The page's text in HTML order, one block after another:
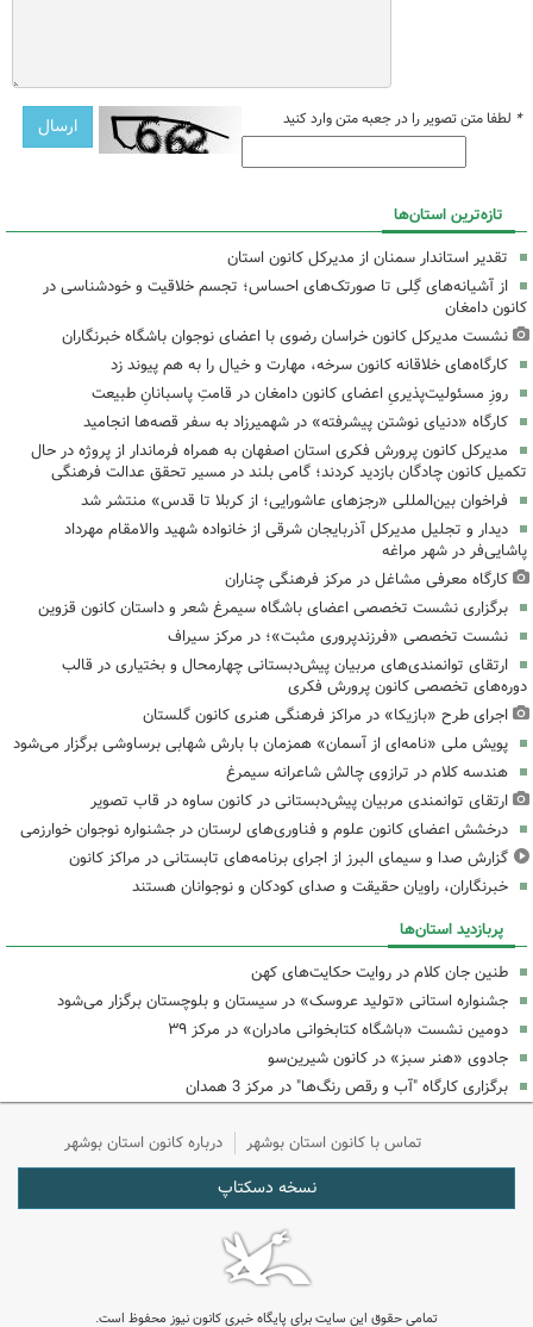
* لطفا متن تصویر را در جعبه متن وارد کنید
تازه‌ترین استان‌ها
تقدیر استاندار سمنان از مدیرکل کانون استان
از آشیانه‌های گِلی تا صورتک‌های احساس؛ تجسم خلاقیت و خودشناسی در
کانون دامغان
نشست مدیرکل کانون خراسان رضوی با اعضای نوجوان باشگاه خبرنگاران
کارگاه‌های خلاقانه کانون سرخه، مهارت و خیال را به هم پیوند زد
روزِ مسئولیت‌پذیریِ اعضای کانون دامغان در قامتِ پاسبانانِ طبیعت
کارگاه «دنیای نوشتن پیشرفته» در شهمیرزاد به سفر قصه‌ها انجامید
مدیرکل کانون پرورش فکری استان اصفهان به همراه فرماندار از پروژه در حال
تکمیل کانون چادگان بازدید کردند؛ گامی بلند در مسیر تحقق عدالت فرهنگی
فراخوان بین‌المللی «رجزهای عاشورایی؛ از کربلا تا قدس» منتشر شد
دیدار و تجلیل مدیرکل آذربایجان شرقی از خانواده شهید والامقام مهرداد
پاشایی‌فر در شهر مراغه
کارگاه معرفی مشاغل در مرکز فرهنگی چناران
برگزاری نشست تخصصی اعضای باشگاه سیمرغ شعر و داستان کانون قزوین
نشست تخصصی «فرزندپروری مثبت»؛ در مرکز سیراف
ارتقای توانمندی‌های مربیان پیش‌دبستانی چهارمحال و بختیاری در قالب
دوره‌های تخصصی کانون پرورش فکری
اجرای طرح «بازیکا» در مراکز فرهنگی هنری کانون گلستان
پویش ملی «نامه‌ای از آسمان» همزمان با بارش شهابی برساوشی برگزار می‌شود
هندسه کلام در ترازوی چالش شاعرانه سیمرغ
ارتقای توانمندی مربیان پیش‌دبستانی در کانون ساوه در قاب تصویر
درخشش اعضای کانون علوم و فناوری‌های لرستان در جشنواره نوجوان خوارزمی
گزارش صدا و سیمای البرز از اجرای برنامه‌های تابستانی در مراکز کانون
خبرنگاران، راویان حقیقت و صدای کودکان و نوجوانان هستند
پربازدید استان‌ها
طنین جان کلام در روایت حکایت‌های کهن
جشنواره استانی «تولید عروسک» در سیستان و بلوچستان برگزار می‌شود
دومین نشست «باشگاه کتابخوانی مادران» در مرکز ۳۹
جادوی «هنر سبز» در کانون شیرین‌سو
برگزاری کارگاه "آب و رقص رنگ‌ها" در مرکز 3 همدان
تماس با کانون استان بوشهر درباره کانون استان بوشهر
نسخه دسکتاپ
تمامی حقوق این سایت برای پایگاه خبری کانون نیوز محفوظ است.